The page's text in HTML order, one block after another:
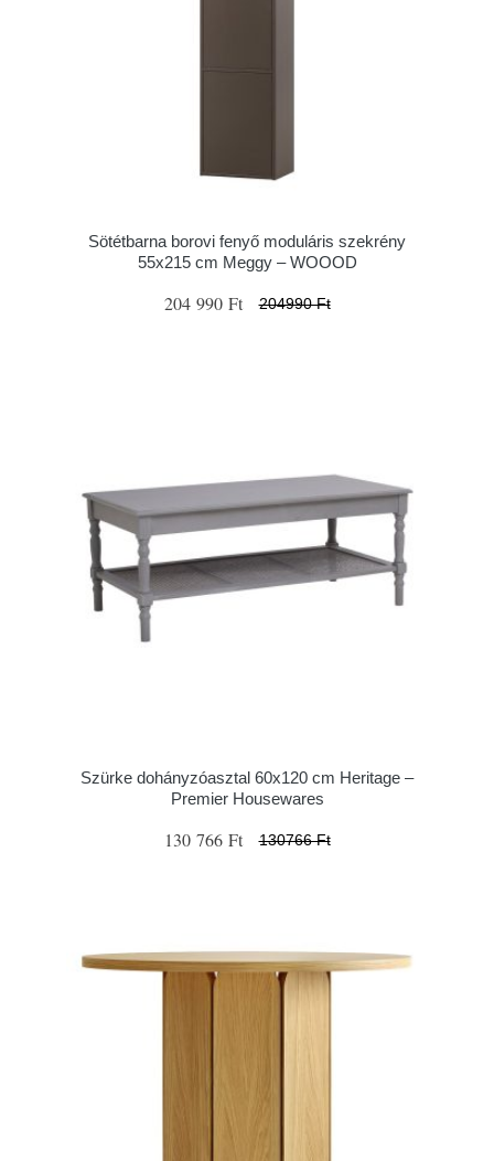
Sötétbarna borovi fenyő moduláris szekrény
55x215 cm Meggy – WOOOD
204 990 Ft 204990 Ft
Szürke dohányzóasztal 60x120 cm Heritage –
Premier Housewares
130 766 Ft 130766 Ft